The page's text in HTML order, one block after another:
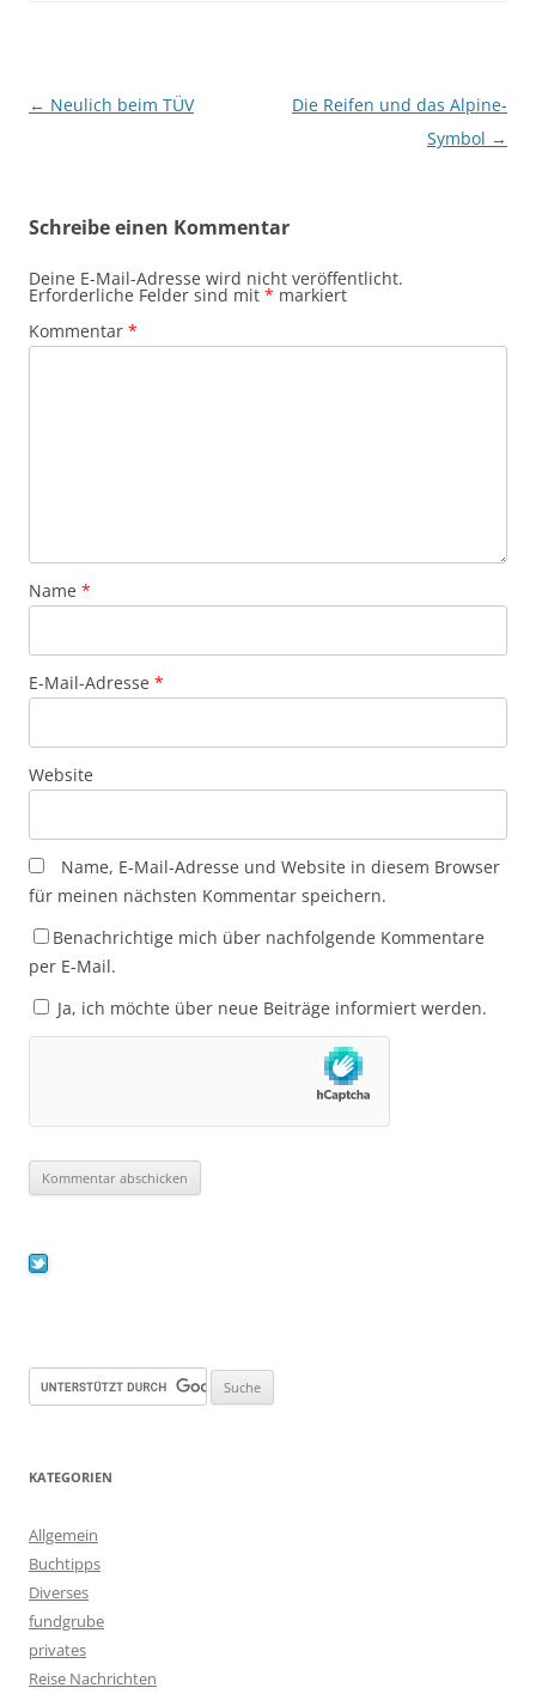
Beitragsnavigation
← Neulich beim TÜV
Die Reifen und das Alpine-
Symbol →
Schreibe einen Kommentar
Deine E-Mail-Adresse wird nicht veröffentlicht.
Erforderliche Felder sind mit * markiert
Kommentar *
Name *
E-Mail-Adresse *
Website
Name, E-Mail-Adresse und Website in diesem Browser
für meinen nächsten Kommentar speichern.
Benachrichtige mich über nachfolgende Kommentare
per E-Mail.
Ja, ich möchte über neue Beiträge informiert werden.
KATEGORIEN
Allgemein
Buchtipps
Diverses
fundgrube
privates
Reise Nachrichten